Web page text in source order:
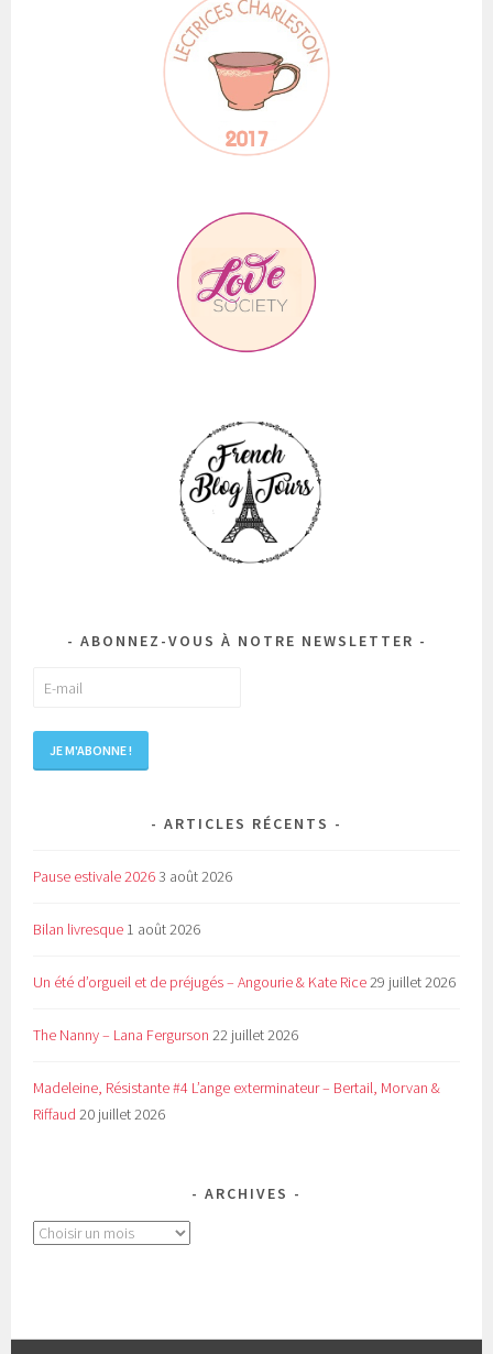
ABONNEZ-VOUS À NOTRE NEWSLETTER
ARTICLES RÉCENTS
Pause estivale 20263 août 2026
Bilan livresque 1 août 2026
Un été d’orgueil et de préjugés – Angourie & Kate Rice29 juillet 2026
The Nanny – Lana Fergurson 22 juillet 2026
Madeleine, Résistante #4 L’ange exterminateur – Bertail, Morvan &
Riffaud 20 juillet 2026
ARCHIVES
Archives